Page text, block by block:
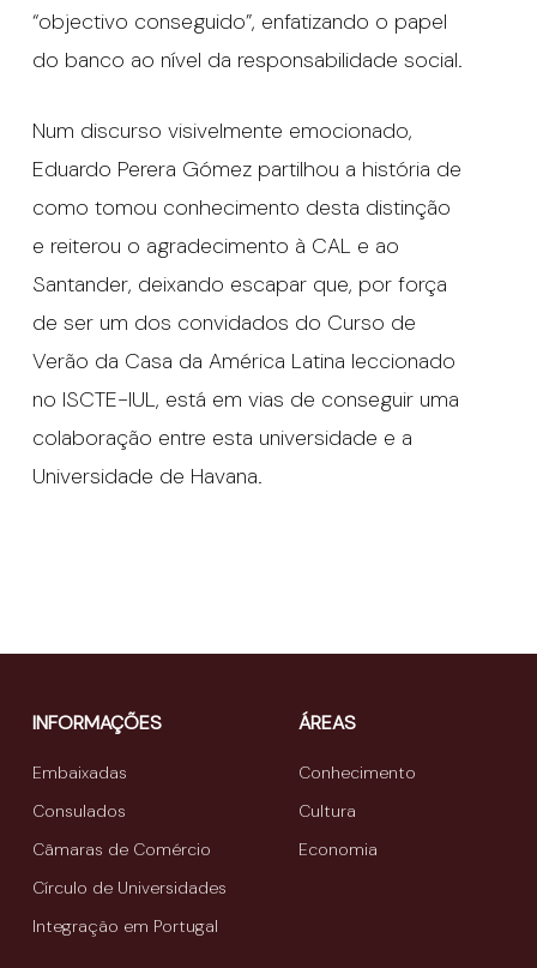
“objectivo conseguido”, enfatizando o papel
do banco ao nível da responsabilidade social.
Num discurso visivelmente emocionado,
Eduardo Perera Gómez partilhou a história de
como tomou conhecimento desta distinção
e reiterou o agradecimento à CAL e ao
Santander, deixando escapar que, por força
de ser um dos convidados do Curso de
Verão da Casa da América Latina leccionado
no ISCTE-IUL, está em vias de conseguir uma
colaboração entre esta universidade e a
Universidade de Havana.
INFORMAÇÕES
Embaixadas
Consulados
Câmaras de Comércio
Círculo de Universidades
Integração em Portugal
ÁREAS
Conhecimento
Cultura
Economia